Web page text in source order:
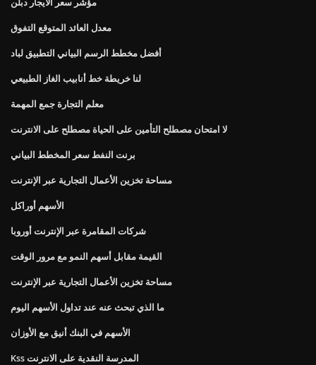
معدل العائد المتوقع التفوق
أفضل مخطط الرسم البياني التطبيق لباد
لنا خريطة خط أنابيب الغاز الطبيعي
معلم التجارة جمع المهمة
لا امتحان مصطلح التأمين على الحياة مصطلح على الانترنت
برنت النفط سعر المخطط البياني
مساحة تخزين الأعمال التجارية عبر الإنترنت
الأسهم أوراكل
شركات المقامرة عبر الإنترنت أوروبا
القيمة مقابل أسهم النمو مع مرور الوقت
مساحة تخزين الأعمال التجارية عبر الإنترنت
ما الذي تبحث عنه عند تداول الأسهم اليوم
الأسهم في البنك أنيق مع الأوزان
Kss المدرسة النقدية على الانترنت